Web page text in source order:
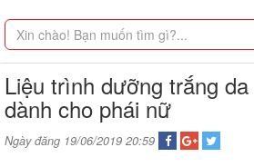
Liệu trình dưỡng trắng
dành cho phái nữ
Ngày đăng 19/06/2019 20:59